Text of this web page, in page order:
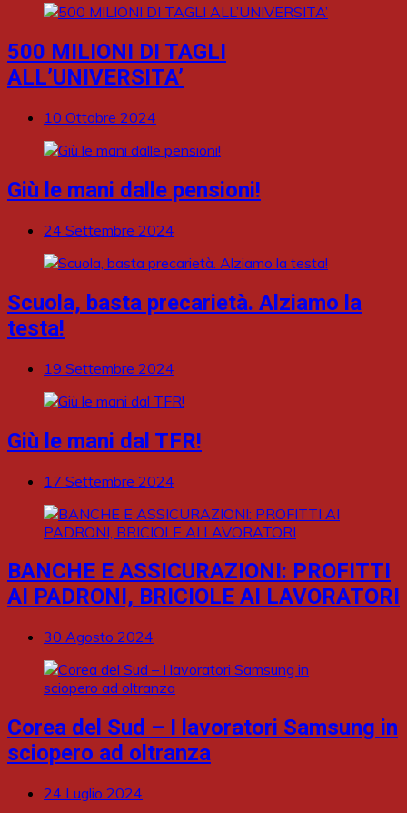
500 MILIONI DI TAGLI
ALL’UNIVERSITA’
10 Ottobre 2024
Giù le mani dalle pensioni!
24 Settembre 2024
Scuola, basta precarietà. Alziamo la
testa!
19 Settembre 2024
Giù le mani dal TFR!
17 Settembre 2024
BANCHE E ASSICURAZIONI: PROFITTI
AI PADRONI, BRICIOLE AI LAVORATORI
30 Agosto 2024
Corea del Sud – I lavoratori Samsung in
sciopero ad oltranza
24 Luglio 2024